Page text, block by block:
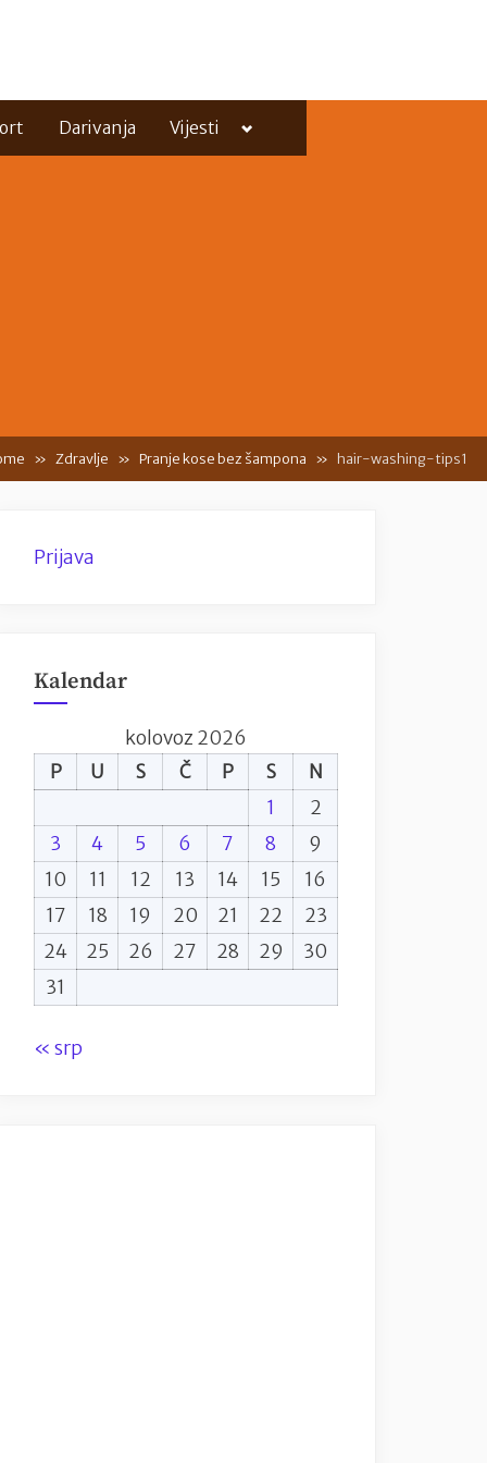
Darivanja Vijesti
Toggle
menu
Zdravlje Pranje kose bez šampona hair-washing-tips1
Prijava
Kalendar
kolovoz 2026
P
U S Č P S
N
1
2
3
4 5 6 7 8
9
10
11 12 13 14 15
16
17
18 19 20 21 22
23
24
25 26 27 28 29
30
31
« srp